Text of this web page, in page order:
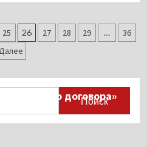
25 26 27 28 29 …
36
против
договора»